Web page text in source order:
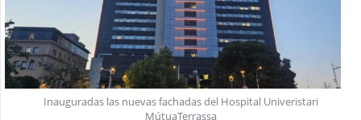
Inauguradas las nuevas fachadas del Hospital Univeristari
MútuaTerrassa